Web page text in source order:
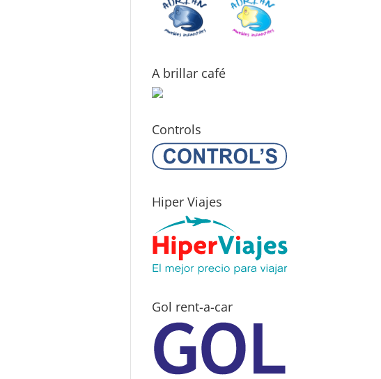
A brillar café
Controls
Hiper Viajes
Gol rent-a-car